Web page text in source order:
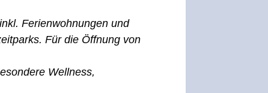
Ferienwohnungen und
Für die Öffnung von
Wellness,